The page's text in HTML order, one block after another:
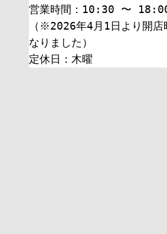
営業時間：10:30 〜
（※2026年4月1日より開店
なりました）
定休日：木曜